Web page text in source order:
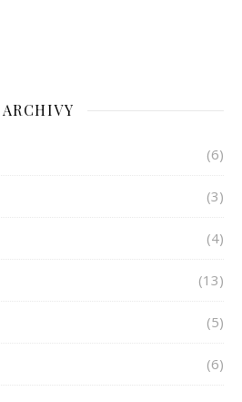
ARCHIVY
(6)
(3)
(4)
(13)
(5)
(6)